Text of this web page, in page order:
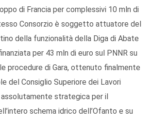
di Francia per complessivi 10 mln di
Consorzio è soggetto attuatore del
della funzionalità della Diga di Abate
per 43 mln di euro sul PNNR su
procedure di Gara, ottenuto finalmente
del Consiglio Superiore dei Lavori
assolutamente strategica per il
schema idrico dell’Ofanto e su